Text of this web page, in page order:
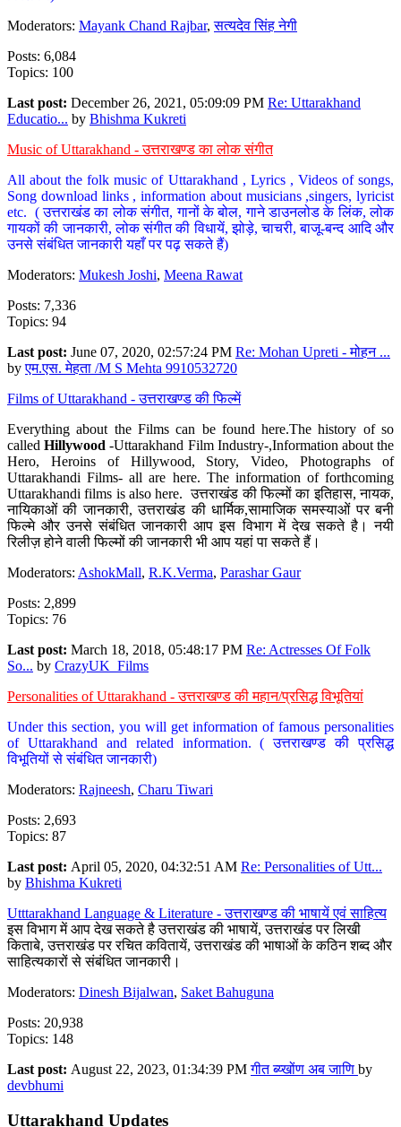
Moderators: Mayank Chand Rajbar,सत्यदेव सिंह नेगी
Posts: 6,084
Topics: 100
Last post: December 26, 2021, 05:09:09 PM Re: Uttarakhand
Educatio... by Bhishma Kukreti
Music of Uttarakhand - उत्तराखण्ड का लोक संगीत
All about the folk music of Uttarakhand , Lyrics , Videos of songs,
Song download links , information about musicians ,singers, lyricist
etc. ( उत्तराखंड का लोक संगीत, गानों के बोल, गाने डाउनलोड के लिंक, लोक
गायकों की जानकारी, लोक संगीत की विधायें, झोड़े, चाचरी, बाजू-बन्द आदि और
उनसे संबंधित जानकारी यहाँ पर पढ़ सकते हैं)
Moderators: Mukesh Joshi, Meena Rawat
Posts: 7,336
Topics: 94
Last post: June 07, 2020, 02:57:24 PM Re: Mohan Upreti - मोहन ...
byएम.एस. मेहता /M S Mehta 9910532720
Films of Uttarakhand - उत्तराखण्ड की फिल्में
Everything about the Films can be found here.The history of so
calledHillywood-Uttarakhand Film Industry-,Information about the
Hero, Heroins of Hillywood, Story, Video, Photographs of
Uttarakhandi Films- all are here. The information of forthcoming
Uttarakhandi films is also here. उत्तराखंड की फिल्मों का इतिहास, नायक,
नायिकाओं की जानकारी, उत्तराखंड की धार्मिक,सामाजिक समस्याओं पर बनी
फिल्मे और उनसे संबंधित जानकारी आप इस विभाग में देख सकते है। नयी
रिलीज़ होने वाली फिल्मों की जानकारी भी आप यहां पा सकते हैं।
Moderators: AshokMall, R.K.Verma, Parashar Gaur
Posts: 2,899
Topics: 76
Last post: March 18, 2018, 05:48:17 PM Re: Actresses Of Folk
So... by CrazyUK_Films
Personalities of Uttarakhand - उत्तराखण्ड की महान/प्रसिद्ध विभूतियां
Under this section, you will get information of famous personalities
of Uttarakhand and related information. ( उत्तराखण्ड की प्रसिद्ध
विभूतियों से संबंधित जानकारी)
Moderators: Rajneesh, Charu Tiwari
Posts: 2,693
Topics: 87
Last post: April 05, 2020, 04:32:51 AM Re: Personalities of Utt...
by Bhishma Kukreti
Utttarakhand Language & Literature - उत्तराखण्ड की भाषायें एवं साहित्य
इस विभाग में आप देख सकते है उत्तराखंड की भाषायें, उत्तराखंड पर लिखी
किताबे, उत्तराखंड पर रचित कवितायें, उत्तराखंड की भाषाओं के कठिन शब्द और
साहित्यकारों से संबंधित जानकारी।
Moderators: Dinesh Bijalwan, Saket Bahuguna
Posts: 20,938
Topics: 148
Last post: August 22, 2023, 01:34:39 PMगीत ब्य्खोंण अब जाणि by
devbhumi
Uttarakhand Updates